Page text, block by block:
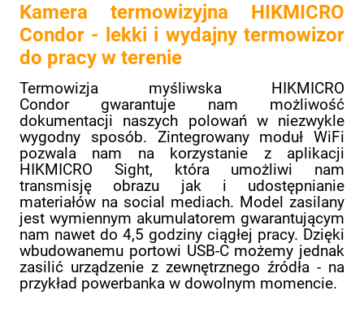
Kamera termowizyjna HIKMICRO
Condor - lekki i wydajny termowizor
do pracy w terenie
Termowizja myśliwska HIKMICRO
Condor gwarantuje nam możliwość
dokumentacji naszych polowań w niezwykle
wygodny sposób. Zintegrowany moduł WiFi
pozwala nam na korzystanie z aplikacji
HIKMICRO Sight, która umożliwi nam
transmisję obrazu jak i udostępnianie
materiałów na social mediach. Model zasilany
jest wymiennym akumulatorem gwarantującym
nam nawet do 4,5 godziny ciągłej pracy. Dzięki
wbudowanemu portowi USB-C możemy jednak
zasilić urządzenie z zewnętrznego źródła - na
przykład powerbanka w dowolnym momencie.